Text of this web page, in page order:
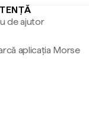
de ajutor
aplicația Morse